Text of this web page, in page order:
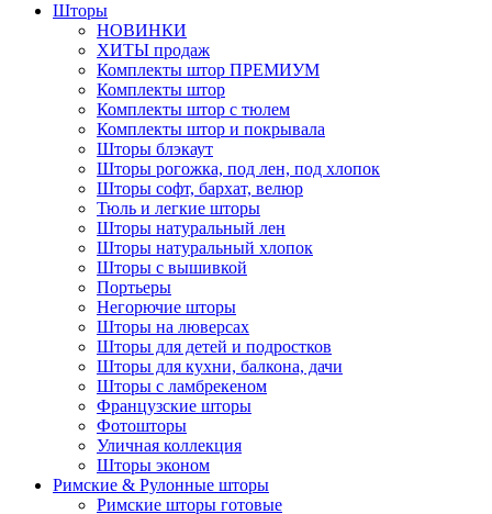
Шторы
НОВИНКИ
ХИТЫ продаж
Комплекты штор ПРЕМИУМ
Комплекты штор
Комплекты штор с тюлем
Комплекты штор и покрывала
Шторы блэкаут
Шторы рогожка, под лен, под хлопок
Шторы софт, бархат, велюр
Тюль и легкие шторы
Шторы натуральный лен
Шторы натуральный хлопок
Шторы с вышивкой
Портьеры
Негорючие шторы
Шторы на люверсах
Шторы для детей и подростков
Шторы для кухни, балкона, дачи
Шторы с ламбрекеном
Французские шторы
Фотошторы
Уличная коллекция
Шторы эконом
Римские & Рулонные шторы
Римские шторы готовые